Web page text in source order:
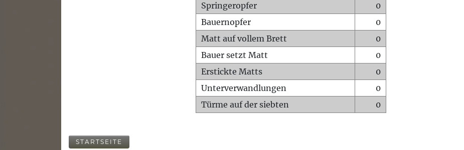
Springeropfer
0
Bauernopfer
0
Matt auf vollem Brett
0
Bauer setzt Matt
0
Erstickte Matts
0
Unterverwandlungen
0
Türme auf der siebten
0
STARTSEITE